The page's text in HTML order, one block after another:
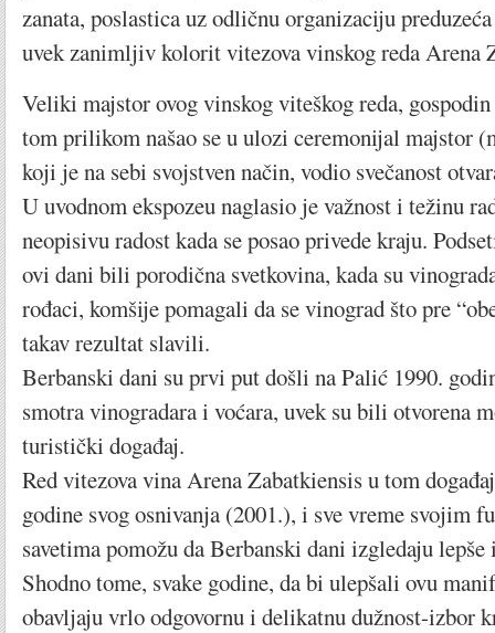
zanata, poslastica uz odličnu organizaciju
uvek zanimljiv kolorit vitezova vinskog reda Arena
Veliki majstor ovog vinskog viteškog reda,
tom prilikom našao se u ulozi ceremonijal majstor
koji je na sebi svojstven način, vodio svečanost
U uvodnom ekspozeu naglasio je važnost i težinu
neopisivu radost kada se posao privede kraju.
ovi dani bili porodična svetkovina, kada su
rođaci, komšije pomagali da se vinograd što pre
takav rezultat slavili.
Berbanski dani su prvi put došli na Palić 1990.
smotra vinogradara i voćara, uvek su bili otvorena
turistički događaj.
Red vitezova vina Arena Zabatkiensis u tom
godine svog osnivanja (2001.), i sve vreme svojim
savetima pomožu da Berbanski dani izgledaju
Shodno tome, svake godine, da bi ulepšali ovu
obavljaju vrlo odgovornu i delikatnu dužnost-izbor